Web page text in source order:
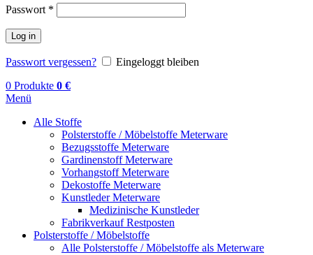
Passwort *
Log in
Passwort vergessen?
Eingeloggt bleiben
0 Produkte 0 €
Menü
Alle Stoffe
Polsterstoffe / Möbelstoffe Meterware
Bezugsstoffe Meterware
Gardinenstoff Meterware
Vorhangstoff Meterware
Dekostoffe Meterware
Kunstleder Meterware
Medizinische Kunstleder
Fabrikverkauf Restposten
Polsterstoffe / Möbelstoffe
Alle Polsterstoffe / Möbelstoffe als Meterware